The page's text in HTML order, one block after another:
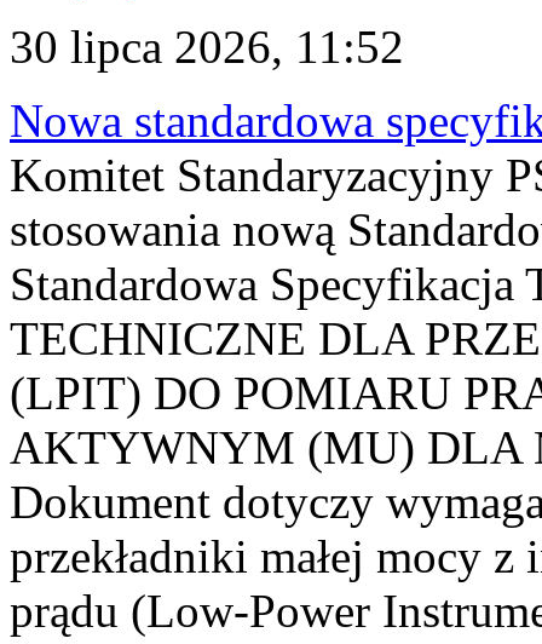
30 lipca 2026, 11:52
Nowa standardowa
Komitet Standaryzacyjny
stosowania nową
Standardowa
TECHNICZNE DLA
(LPIT) DO POMIARU
AKTYWNYM (MU) DLA
Dokument dotyczy
przekładniki małej mocy
prądu (Low-Power